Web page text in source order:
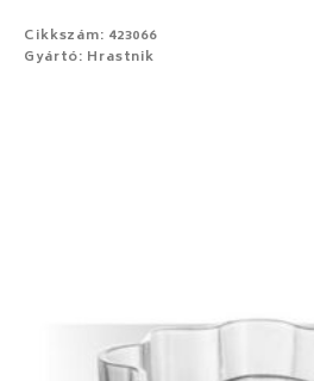
Cikkszám: 423066
Gyártó: Hrastnik